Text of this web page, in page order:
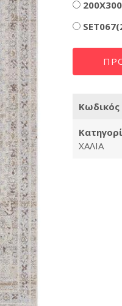
200X300
Κωδικός
ΧΑΛΙΑ